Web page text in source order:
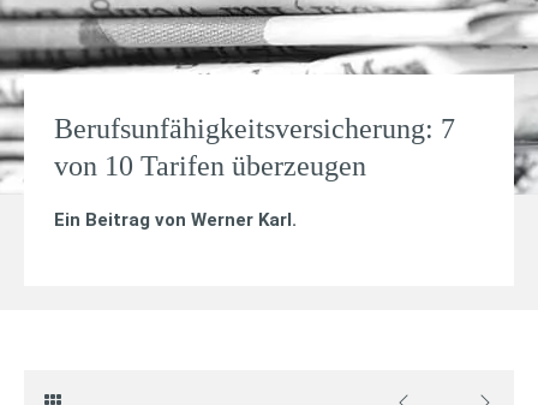
Berufsunfähigkeitsversicherung: 7
von 10 Tarifen überzeugen
Ein Beitrag von Werner Karl.